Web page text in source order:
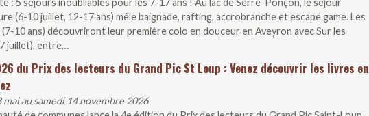
(6-10 juillet, 12-17 ans) mêle baignade, rafting, accrobranche et escape game. Les
(7-10 ans) découvriront leur première colo en douceur en Aveyron avec Sur les
juillet), entre…
du Prix des lecteurs du Grand Pic St Loup : Venez découvrir les livres en
mai au samedi 14 novembre 2026